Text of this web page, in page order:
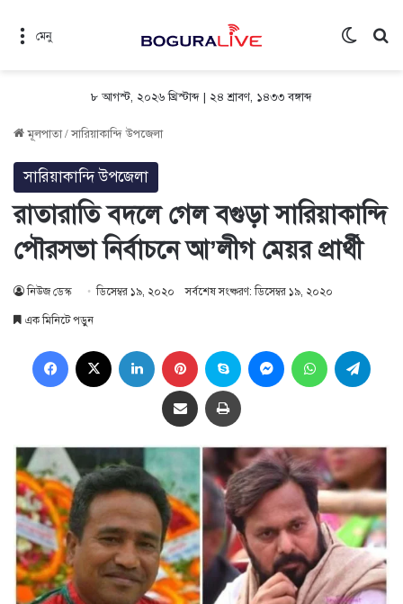
মেনু
৮ আগস্ট, ২০২৬ খ্রিস্টাব্দ | ২৪ শ্রাবণ, ১৪৩৩ বঙ্গাব্দ
মূলপাতা/সারিয়াকান্দি উপজেলা
সারিয়াকান্দি উপজেলা
রাতারাতি বদলে গেল বগুড়া সারিয়াকান্দি
পৌরসভা নির্বাচনে আ’লীগ মেয়র প্রার্থী
নিউজ ডেস্ক ডিসেম্বর ১৯, ২০২০ সর্বশেষ সংষ্করণ: ডিসেম্বর ১৯, ২০২০
এক মিনিটে পড়ুন
Facebook LinkedIn Pinterest Skype MessengerWhatsApp
Share via Email প্রিন্ট